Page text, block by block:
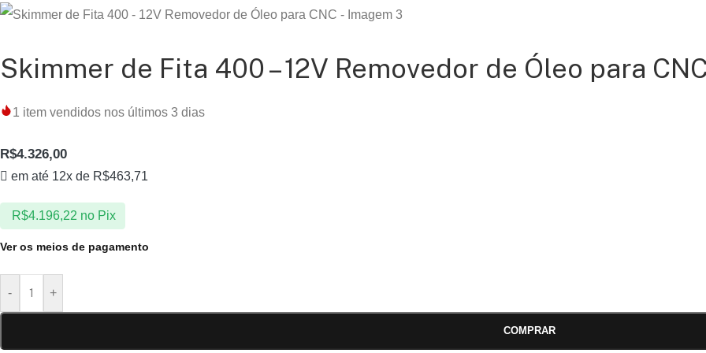
Skimmer de Fita 400 – 12V Removedor de Óleo para
1 item vendidos nos últimos 3 dias
R$4.326,00
em até 12x de R$463,71
R$4.196,22 no Pix
Ver os meios de pagamento
- +
COMPRAR